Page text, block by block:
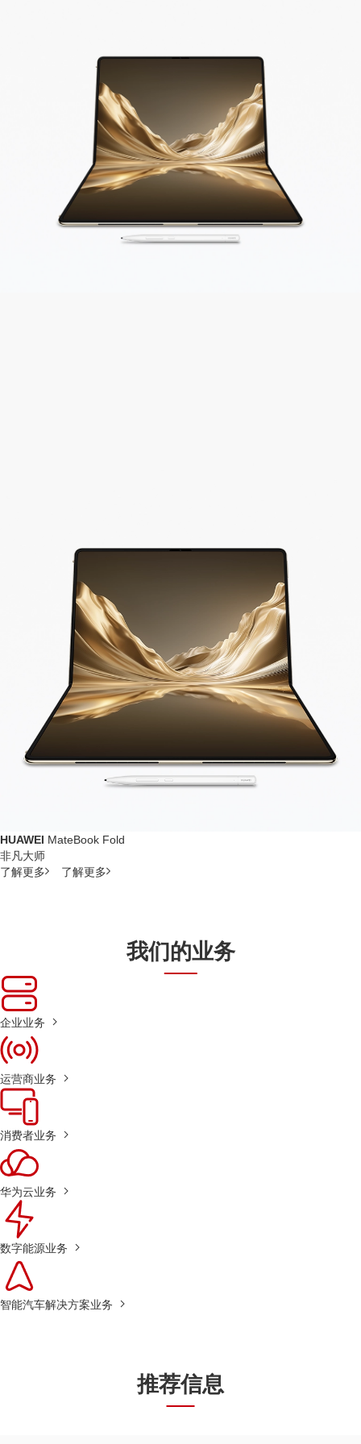
HUAWEI MateBook Fold
非凡大师
了解更多
了解更多
我们的业务
企业业务
运营商业务
消费者业务
华为云业务
数字能源业务
智能汽车解决方案业务
推荐信息